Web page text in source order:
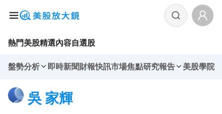
熱門美股精選內容自選股
盤勢分析 即時新聞財報快訊市場焦點研究報告 美股學院
吳 家輝